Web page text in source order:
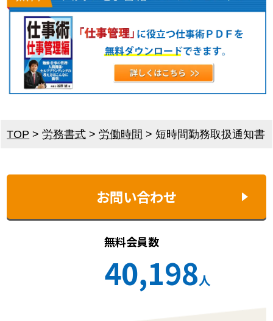
TOP >労務書式 >労働時間 >短時間勤務取扱通知書
お問い合わせ
無料会員数
40,198人